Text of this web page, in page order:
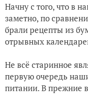
Начну с того, что в
заметно, по
брали рецепты из
отрывных
Не всё старинное
первую очередь
питании. В прежние